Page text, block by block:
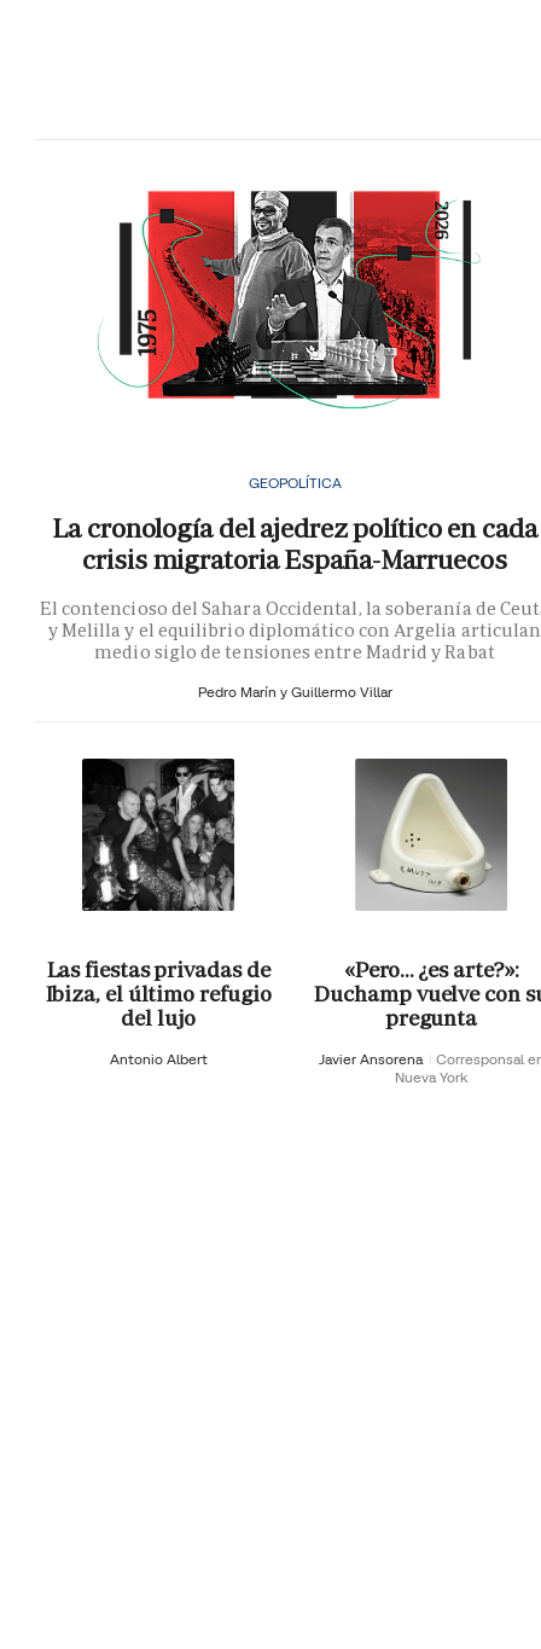
GEOPOLÍTICA
La cronología del ajedrez político en cada
crisis migratoria España-Marruecos
El contencioso del Sahara Occidental, la soberanía de
y Melilla y el equilibrio diplomático con Argelia articulan
medio siglo de tensiones entre Madrid y Rabat
Pedro Marín y Guillermo Villar
Las fiestas privadas de
Ibiza, el último refugio
del lujo
Antonio Albert
«Pero… ¿es arte?»:
Duchamp vuelve con
pregunta
Javier Ansorena
Corresponsal
Nueva York